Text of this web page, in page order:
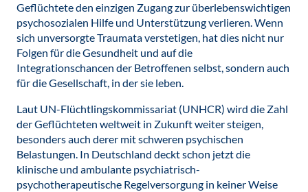
Geflüchtete den einzigen Zugang zur überlebenswichtigen
psychosozialen Hilfe und Unterstützung verlieren. Wenn
sich unversorgte Traumata verstetigen, hat dies nicht nur
Folgen für die Gesundheit und auf die
Integrationschancen der Betroffenen selbst, sondern auch
für die Gesellschaft, in der sie leben.
Laut UN-Flüchtlingskommissariat (UNHCR) wird die Zahl
der Geflüchteten weltweit in Zukunft weiter steigen,
besonders auch derer mit schweren psychischen
Belastungen. In Deutschland deckt schon jetzt die
klinische und ambulante psychiatrisch-
psychotherapeutische Regelversorgung in keiner Weise